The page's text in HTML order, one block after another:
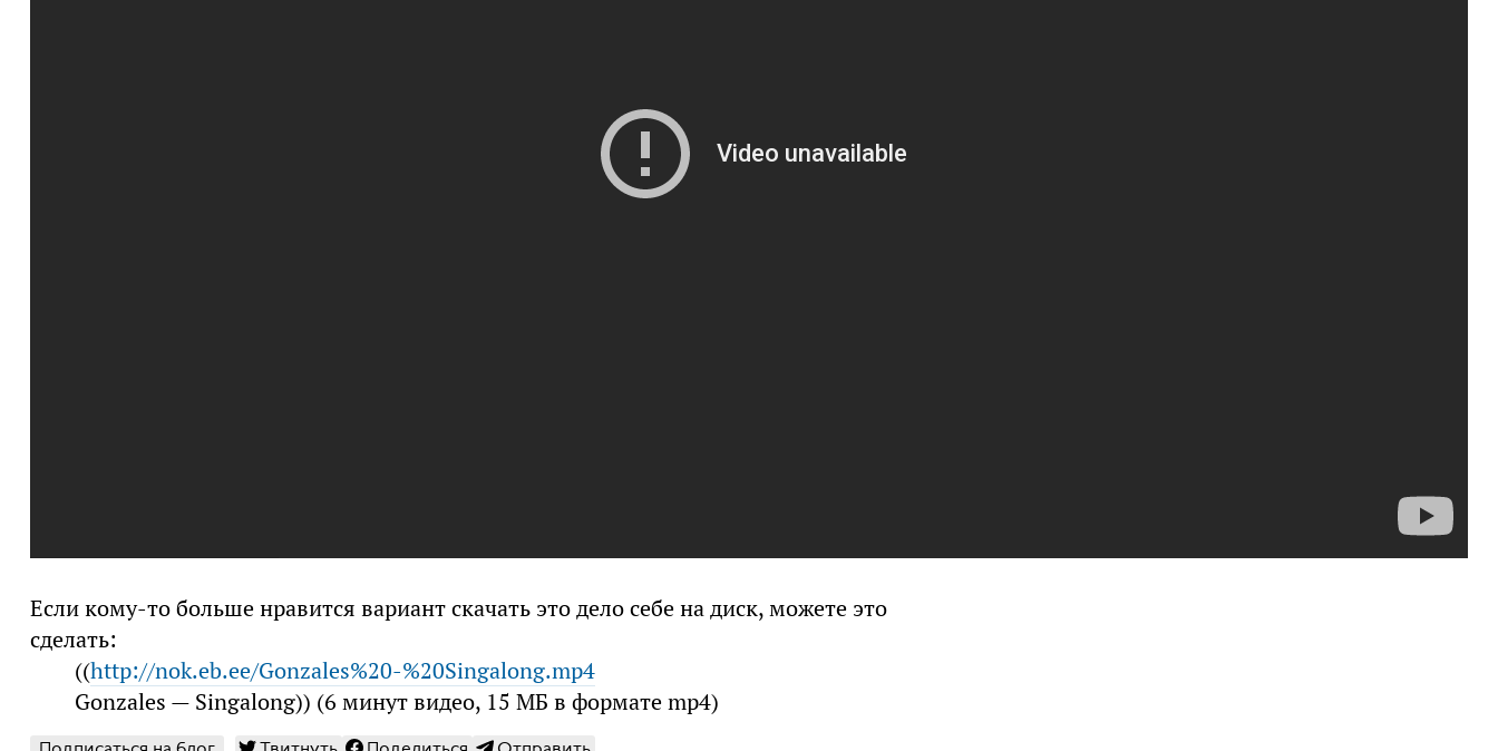
Если кому-то больше нравится вариант скачать это дело себе на диск, можете это
сделать:
((http://nok.eb.ee/Gonzales%20-%20Singalong.mp4
Gonzales — Singalong)) (6 минут видео, 15 МБ в формате mp4)